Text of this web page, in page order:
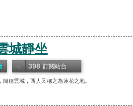
城靜坐
稱雲城，西人又稱之為蓮花之地。
398 訂閱站台